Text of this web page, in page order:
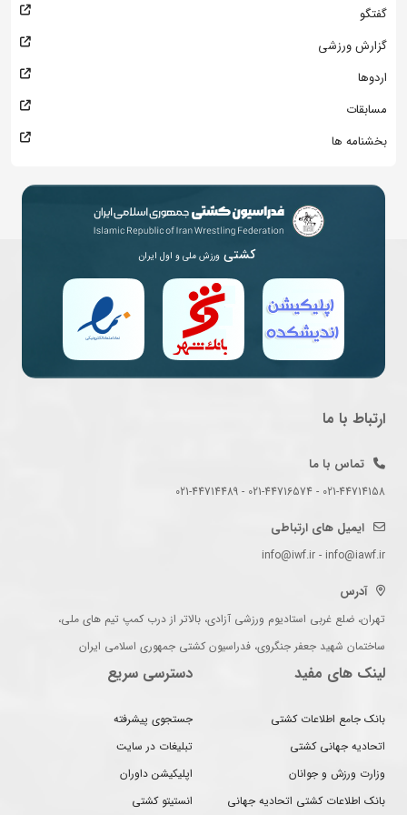
گفتگو
گزارش ورزشی
اردوها
مسابقات
بخشنامه ها
کشتی ورزش ملی و اول ایران
ارتباط با ما
تماس با ما
021-44714158 - 021-44716574 - 021-44714489
ایمیل های ارتباطی
info@iwf.ir - info@iawf.ir
آدرس
تهران، ضلع غربی استادیوم ورزشی آزادی، بالاتر از درب کمپ تیم های ملی،
ساختمان شهید جعفر جنگروی، فدراسیون کشتی جمهوری اسلامی ایران
لینک های مفید
بانک جامع اطلاعات کشتی
اتحادیه جهانی کشتی
وزارت ورزش و جوانان
بانک اطلاعات کشتی اتحادیه جهانی
دسترسی سریع
جستجوی پیشرفته
تبلیغات در سایت
اپلیکیشن داوران
انستیتو کشتی